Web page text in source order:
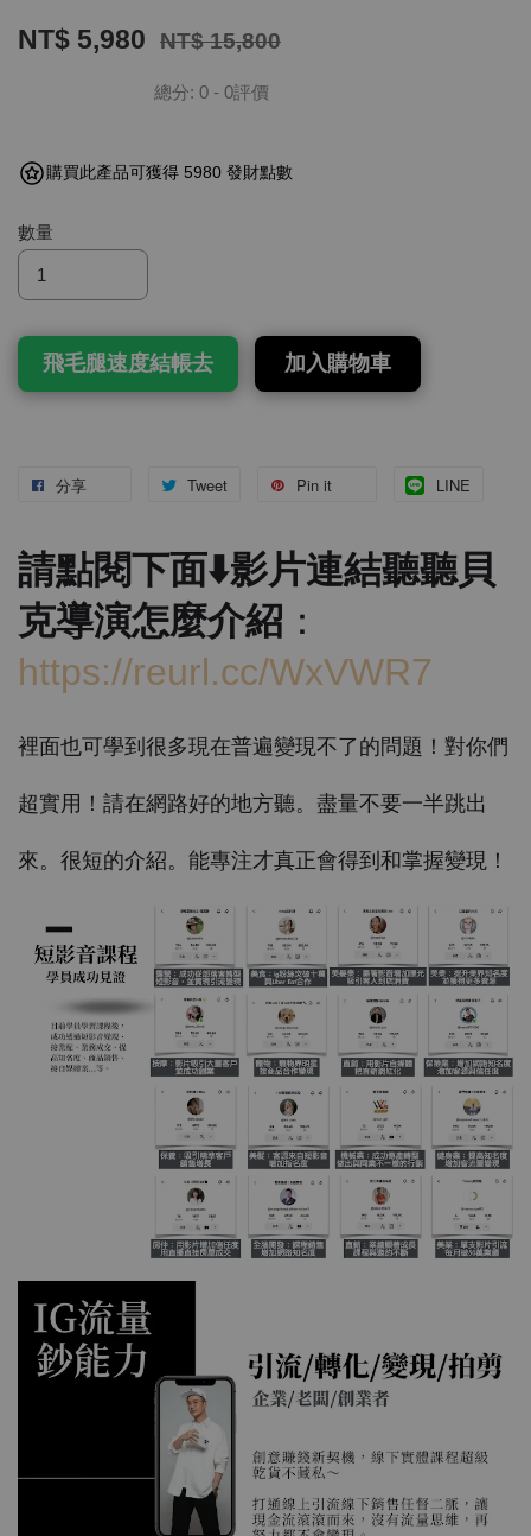
NT$ 5,980 NT$ 15,800
總分: 0 - 0評價
購買此產品可獲得 5980 發財點數
數量
飛毛腿速度結帳去 加入購物車
分享 Tweet Pin it LINE
請點閱下面⬇️影片連結聽聽貝
克導演怎麼介紹 ：
https://reurl.cc/WxVWR7
裡面也可學到很多現在普遍變現不了的問題！對你們
超實用！請在網路好的地方聽。盡量不要一半跳出
來。很短的介紹。能專注才真正會得到和掌握變現！